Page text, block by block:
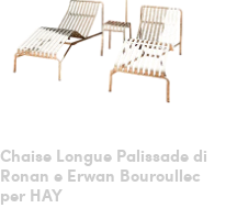
Chaise Longue Palissade di
Ronan e Erwan Bouroullec
per HAY